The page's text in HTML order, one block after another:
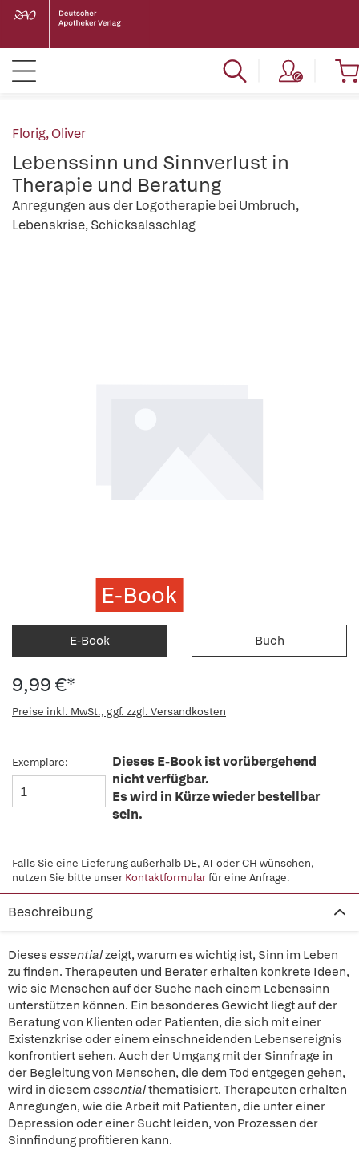
Florig, Oliver
Lebenssinn und Sinnverlust in
Therapie und Beratung
Anregungen aus der Logotherapie bei Umbruch,
Lebenskrise, Schicksalsschlag
E-Book
E-Book Buch
9,99 €*
Preise inkl. MwSt., ggf. zzgl. Versandkosten
Exemplare:
Dieses E-Book ist vorübergehend
nicht verfügbar.
Es wird in Kürze wieder bestellbar
sein.
Falls Sie eine Lieferung außerhalb DE, AT oder CH wünschen,
nutzen Sie bitte unser Kontaktformularfür eine Anfrage.
Beschreibung
Diesesessentialzeigt, warum es wichtig ist, Sinn im Leben
zu finden. Therapeuten und Berater erhalten konkrete Ideen,
wie sie Menschen auf der Suche nach einem Lebenssinn
unterstützen können. Ein besonderes Gewicht liegt auf der
Beratung von Klienten oder Patienten, die sich mit einer
Existenzkrise oder einem einschneidenden Lebensereignis
konfrontiert sehen. Auch der Umgang mit der Sinnfrage in
der Begleitung von Menschen, die dem Tod entgegen gehen,
wird in diesem essentialthematisiert. Therapeuten erhalten
Anregungen, wie die Arbeit mit Patienten, die unter einer
Depression oder einer Sucht leiden, von Prozessen der
Sinnfindung profitieren kann.